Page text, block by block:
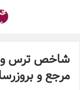
شاخص ترس و
مرجع و